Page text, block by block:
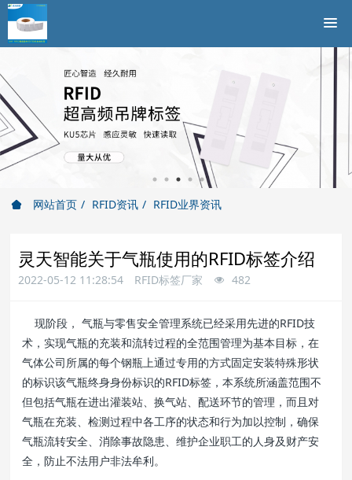
网站首页 RFID资讯 RFID业界资讯
灵天智能关于气瓶使用的RFID标签介绍
2022-05-12 11:28:54 RFID标签厂家 482
现阶段， 气瓶与零售安全管理系统已经采用先进的RFID技
术，实现气瓶的充装和流转过程的全范围管理为基本目标，在
气体公司所属的每个钢瓶上通过专用的方式固定安装特殊形状
的标识该气瓶终身身份标识的RFID标签，本系统所涵盖范围不
但包括气瓶在进出灌装站、换气站、配送环节的管理，而且对
气瓶在充装、检测过程中各工序的状态和行为加以控制，确保
气瓶流转安全、消除事故隐患、维护企业职工的人身及财产安
全，防止不法用户非法牟利。